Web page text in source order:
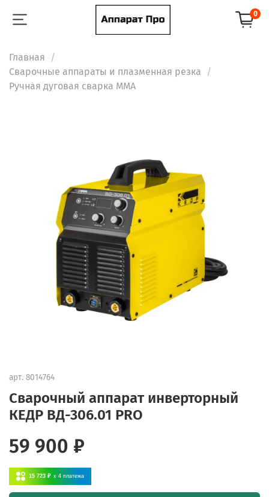
0
Главная
Сварочные аппараты и плазменная резка
Ручная дуговая сварка ММА
арт. 8014764
Сварочный аппарат инверторный
КЕДР ВД-306.01 PRO
59 900 ₽
15 723 ₽ x 4 платежа